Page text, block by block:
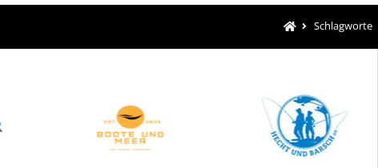
Schlagworte